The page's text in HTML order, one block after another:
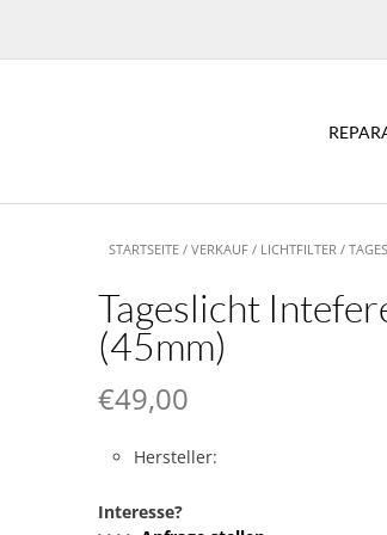
STARTSEITE /VERKAUF / LICHTFILTER /
Tageslicht
(45mm)
€49,00
Hersteller:
Interesse?